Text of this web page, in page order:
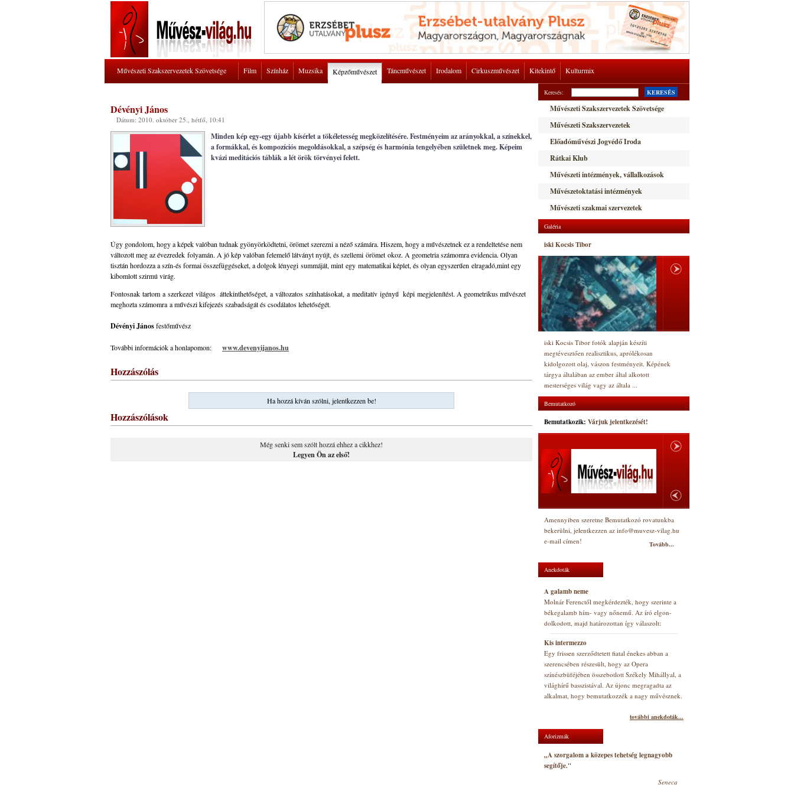
Művészeti Szakszervezetek Szövetsége Film Színház Muzsika Képzőművészet Táncművészet Irodalom Cirkuszművészet Kitekintő Kulturmix
Dévényi János
Dátum: 2010. október 25., hétfő, 10:41
Minden kép egy-egy újabb kísérlet a tökéletesség megközelítésére. Festményeim az arányokkal, a színekkel,
a formákkal, és kompozíciós megoldásokkal, a szépség és harmónia tengelyében születnek meg. Képeim
kvázi meditációs táblák a lét örök törvényei felett.
Úgy gondolom, hogy a képek valóban tudnak gyönyörködtetni, örömet szerezni a néző számára. Hiszem, hogy a művészetnek ez a rendeltetése nem
változott meg az évezredek folyamán. A jó kép valóban felemelő látványt nyújt, és szellemi örömet okoz. A geometria számomra evidencia. Olyan
tisztán hordozza a szín-és formai összefüggéseket, a dolgok lényegi summáját, mint egy matematikai képlet, és olyan egyszerűen elragadó,mint egy
kibomlott szirmú virág.
Fontosnak tartom a szerkezet világos áttekinthetőséget, a változatos színhatásokat, a meditatív igényű képi megjelenítést. A geometrikus művészet
meghozta számomra a művészi kifejezés szabadságát és csodálatos lehetőségét.
Dévényi Jánosfestőművész
További információk a honlapomon: www.devenyijanos.hu
Hozzászólás
Ha hozzá kíván szólni, jelentkezzen be!
Hozzászólások
Még senki sem szólt hozzá ehhez a cikkhez!
Legyen Ön az első!
Keresés: KERESÉS
Művészeti Szakszervezetek Szövetsége
Művészeti Szakszervezetek
Előadóművészi Jogvédő Iroda
Rátkai Klub
Művészeti intézmények, vállalkozások
Művészetoktatási intézmények
Művészeti szakmai szervezetek
Galéria
iski Kocsis Tibor
iski Kocsis Tibor fotók alapján készíti
megtévesztően realisztikus, aprólékosan
kidolgozott olaj, vászon festményeit. Képének
tárgya általában az ember által alkotott
mesterséges világ vagy az általa ...
Bemutatkozó
Bemutatkozik: Várjuk jelentkezését!
Amennyiben szeretne Bemutatkozó rovatunkba
bekerülni, jelentkezzen az info@muvesz-vilag.hu
e-mail címen!
Tovább...
Anekdoták
A galamb neme
Molnár Ferenctől megkérdezték, hogy szerinte a
békegalamb hím- vagy nőnemű. Az író elgon-
dolkodott, majd határozottan így válaszolt:
Kis intermezzo
Egy frissen szerződtetett fiatal énekes abban a
szerencsében részesült, hogy az Opera
színészbüféjében összebotlott Székely Mihállyal, a
világhírű basszistával. Az újonc megragadta az
alkalmat, hogy bemutatkozzék a nagy művésznek.
további anekdoták...
Aforizmák
„A szorgalom a közepes tehetség legnagyobb
segítője."
Seneca